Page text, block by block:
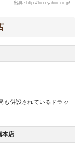
出典：http://loco.yahoo.co.jp/
も併設されているドラッ
本店